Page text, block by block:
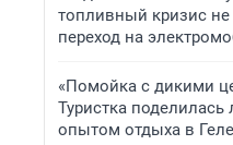
топливный кризис не
переход на
«Помойка с дикими
Туристка
опытом отдыха в